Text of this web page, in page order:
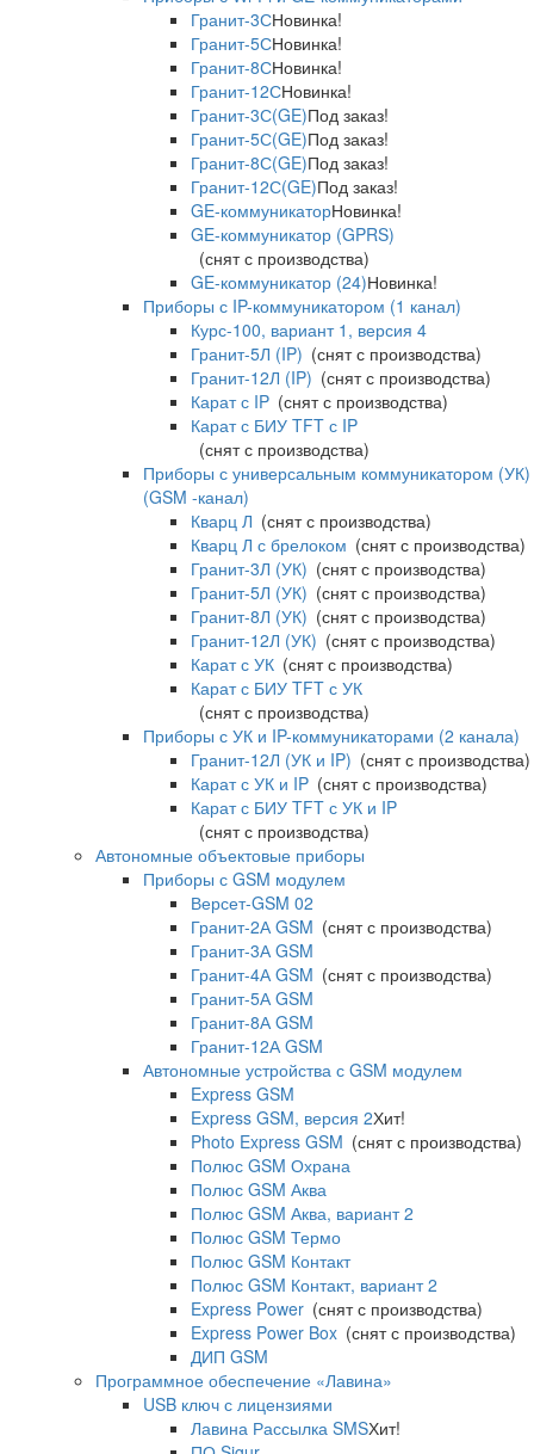
Гранит-3СНовинка!
Гранит-5СНовинка!
Гранит-8СНовинка!
Гранит-12СНовинка!
Гранит-3С(GE)Под заказ!
Гранит-5С(GE)Под заказ!
Гранит-8С(GE)Под заказ!
Гранит-12С(GE)Под заказ!
GE-коммуникаторНовинка!
GE-коммуникатор (GPRS)
(снят с производства)
GE-коммуникатор (24)Новинка!
Приборы с IP-коммуникатором (1 канал)
Курс-100, вариант 1, версия 4
Гранит-5Л (IP) (снят с производства)
Гранит-12Л (IP) (снят с производства)
Карат с IP (снят с производства)
Карат с БИУ TFT с IP
(снят с производства)
Приборы с универсальным коммуникатором (УК)
(GSM -канал)
Кварц Л (снят с производства)
Кварц Л с брелоком (снят с производства)
Гранит-3Л (УК) (снят с производства)
Гранит-5Л (УК) (снят с производства)
Гранит-8Л (УК) (снят с производства)
Гранит-12Л (УК) (снят с производства)
Карат с УК (снят с производства)
Карат с БИУ TFT с УК
(снят с производства)
Приборы с УК и IP-коммуникаторами (2 канала)
Гранит-12Л (УК и IP) (снят с производства)
Карат с УК и IP (снят с производства)
Карат с БИУ TFT с УК и IP
(снят с производства)
Автономные объектовые приборы
Приборы с GSM модулем
Версет-GSM 02
Гранит-2А GSM (снят с производства)
Гранит-3А GSM
Гранит-4А GSM (снят с производства)
Гранит-5А GSM
Гранит-8А GSM
Гранит-12А GSM
Автономные устройства с GSM модулем
Express GSM
Express GSM, версия 2Хит!
Photo Express GSM (снят с производства)
Полюс GSM Охрана
Полюс GSM Аква
Полюс GSM Аква, вариант 2
Полюс GSM Термо
Полюс GSM Контакт
Полюс GSM Контакт, вариант 2
Express Power (снят с производства)
Express Power Box (снят с производства)
ДИП GSM
Программное обеспечение «Лавина»
USB ключ с лицензиями
Лавина Рассылка SMSХит!